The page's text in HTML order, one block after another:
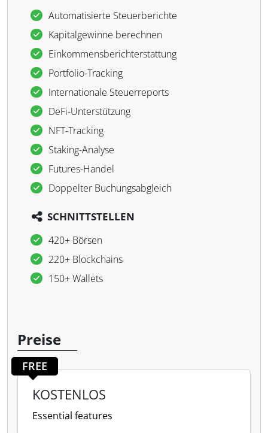
Automatisierte Steuerberichte
Kapitalgewinne berechnen
Einkommensberichterstattung
Portfolio-Tracking
Internationale Steuerreports
DeFi-Unterstützung
NFT-Tracking
Staking-Analyse
Futures-Handel
Doppelter Buchungsabgleich
SCHNITTSTELLEN
420+ Börsen
220+ Blockchains
150+ Wallets
Preise
FREE
KOSTENLOS
Essential features